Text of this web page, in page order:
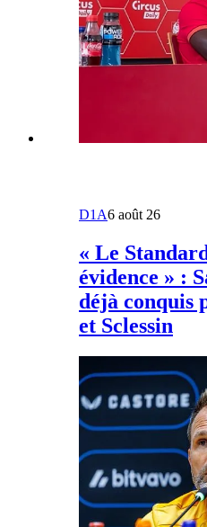
D1A6 août 26
« Le
évidence » :
déjà conquis
et Sclessin